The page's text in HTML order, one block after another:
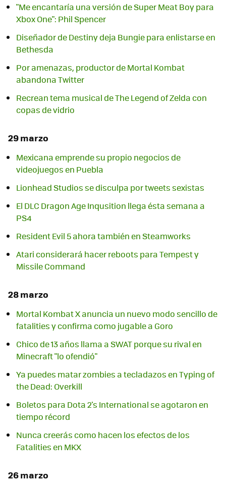
"Me encantaría una versión de Super Meat Boy para
Xbox One": Phil Spencer
Diseñador de Destiny deja Bungie para enlistarse en
Bethesda
Por amenazas, productor de Mortal Kombat
abandona Twitter
Recrean tema musical de The Legend of Zelda con
29 marzo
Mexicana emprende su propio negocios de
videojuegos en Puebla
Lionhead Studios se disculpa por tweets sexistas
El DLC Dragon Age Inqusition llega ésta semana a
PS4
Resident Evil 5 ahora también en Steamworks
Atari considerará hacer reboots para Tempest y
Missile Command
28 marzo
Mortal Kombat X anuncia un nuevo modo sencillo de
fatalities y confirma como jugable a Goro
Chico de 13 años llama a SWAT porque su rival en
Ya puedes matar zombies a tecladazos en Typing of
the Dead: Overkill
Boletos para Dota 2's International se agotaron en
tiempo récord
Nunca creerás como hacen los efectos de los
Fatalities en MKX
26 marzo